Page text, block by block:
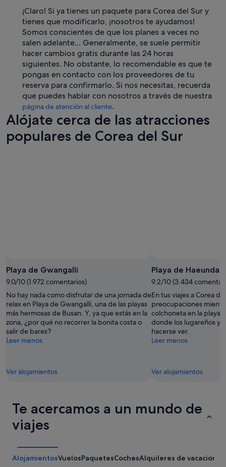
¡Claro! Si ya tienes un paquete para Corea del Sur y
tienes que modificarlo, ¡nosotros te ayudamos!
Somos conscientes de que los planes a veces no
salen adelante... Generalmente, se suele permitir
hacer cambios gratis durante las 24 horas
siguientes. No obstante, lo recomendable es que te
pongas en contacto con los proveedores de tu
reserva para confirmarlo. Si nos necesitas, recuerda
que puedes hablar con nosotros a través de nuestra
página de atención al cliente.
Alójate cerca de las atracciones
populares de Corea del Sur
Playa de Gwangalli
9.0/10 (1.972 comentarios)
No hay nada como disfrutar de una jornada de
relax en Playa de Gwangalli, una de las playas
más hermosas de Busan. Y, ya que estás en la
zona, ¿por qué no recorrer la bonita costa o
salir de bares?
Leer menos
Ver alojamientos
Playa de Haeundae
9.2/10 (3.434
En tus viajes a Corea
preocupaciones
colchoneta en la playa
donde los lugareños y
hacerse ver.
Leer menos
Ver alojamientos
Te acercamos a un mundo de
viajes
AlojamientosVuelosPaquetesCochesAlquileres de vacaciones